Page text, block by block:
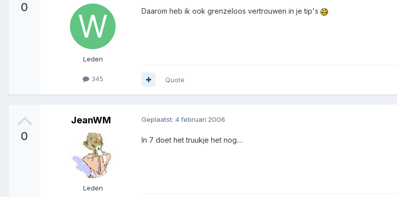
0
Leden
345
Daarom heb ik ook grenzeloos vertrouwen in je tip's
Quote
0
JeanWM
Leden
Geplaatst: 4 februari 2006
In 7 doet het truukje het nog....